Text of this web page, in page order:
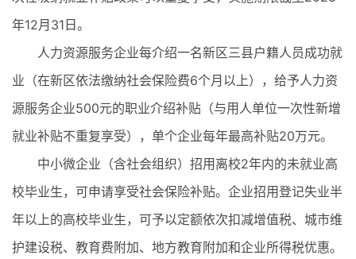
年12月31日。
人力资源服务企业每介绍一名新区三县户籍人员成功就
业（在新区依法缴纳社会保险费6个月以上），给予人力资
源服务企业500元的职业介绍补贴（与用人单位一次性新增
就业补贴不重复享受），单个企业每年最高补贴20万元。
中小微企业（含社会组织）招用离校2年内的未就业高
校毕业生，可申请享受社会保险补贴。企业招用登记失业半
年以上的高校毕业生，可予以定额依次扣减增值税、城市维
护建设税、教育费附加、地方教育附加和企业所得税优惠。